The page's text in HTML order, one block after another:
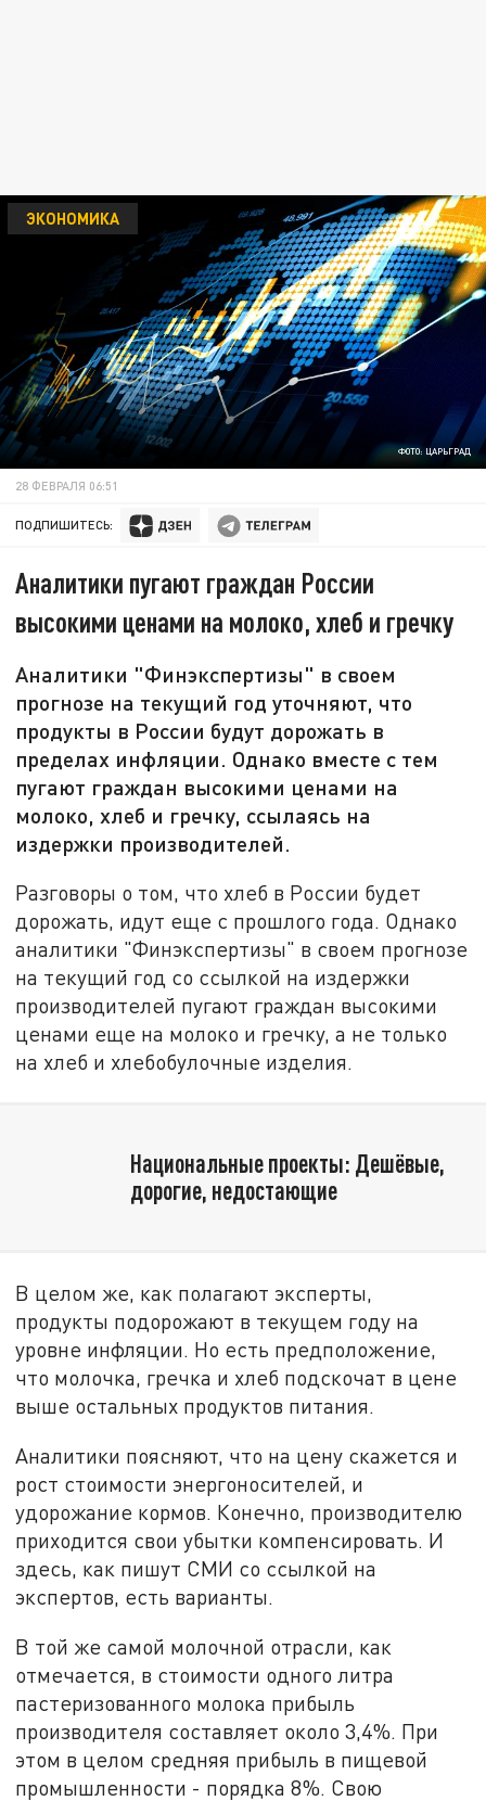
ФОТО: ЦАРЬГРАД
ЭКОНОМИКА
28 ФЕВРАЛЯ 06:51
ПОДПИШИТЕСЬ:
Аналитики пугают граждан России
высокими ценами на молоко, хлеб и гречку
Аналитики "Финэкспертизы" в своем
прогнозе на текущий год уточняют, что
продукты в России будут дорожать в
пределах инфляции. Однако вместе с тем
пугают граждан высокими ценами на
молоко, хлеб и гречку, ссылаясь на
издержки производителей.
Разговоры о том, что хлеб в России будет
дорожать, идут еще с прошлого года. Однако
аналитики "Финэкспертизы" в своем прогнозе
на текущий год со ссылкой на издержки
производителей пугают граждан высокими
ценами еще на молоко и гречку, а не только
на хлеб и хлебобулочные изделия.
Национальные проекты: Дешёвые,
дорогие, недостающие
В целом же, как полагают эксперты,
продукты подорожают в текущем году на
уровне инфляции. Но есть предположение,
что молочка, гречка и хлеб подскочат в цене
выше остальных продуктов питания.
Аналитики поясняют, что на цену скажется и
рост стоимости энергоносителей, и
удорожание кормов. Конечно, производителю
приходится свои убытки компенсировать. И
здесь, как пишут СМИ со ссылкой на
экспертов, есть варианты.
В той же самой молочной отрасли, как
отмечается, в стоимости одного литра
пастеризованного молока прибыль
производителя составляет около 3,4%. При
этом в целом средняя прибыль в пищевой
промышленности - порядка 8%. Свою